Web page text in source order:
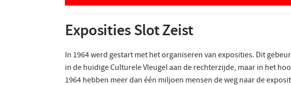
Exposities Slot Zeist
In 1964 werd gestart met het organiseren van exposities. Dit
in de huidige Culturele Vleugel aan de rechterzijde, maar in het
1964 hebben meer dan één miljoen mensen de weg naar de